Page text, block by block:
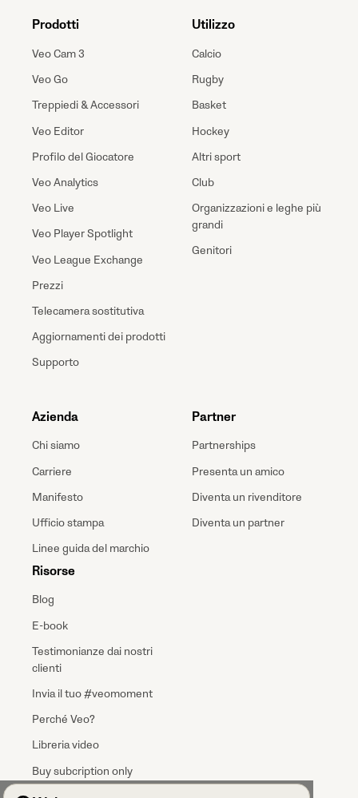
Prodotti
Veo Cam 3
Veo Go
Treppiedi & Accessori
Veo Editor
Profilo del Giocatore
Veo Analytics
Veo Live
Veo Player Spotlight
Veo League Exchange
Prezzi
Telecamera sostitutiva
Aggiornamenti dei prodotti
Supporto
Utilizzo
Calcio
Rugby
Basket
Hockey
Altri sport
Club
Organizzazioni e leghe più
grandi
Genitori
Azienda
Chi siamo
Carriere
Manifesto
Ufficio stampa
Linee guida del marchio
Risorse
Blog
E-book
Testimonianze dai nostri
clienti
Invia il tuo #veomoment
Perché Veo?
Libreria video
Buy subcription only
Partner
Partnerships
Presenta un amico
Diventa un rivenditore
Diventa un partner